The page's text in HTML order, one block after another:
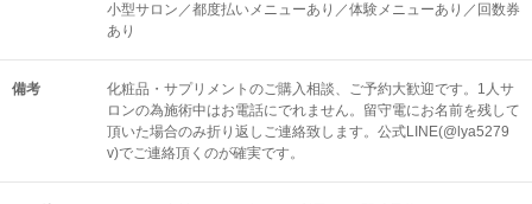
小型サロン／都度払いメニューあり／体験メニューあり／回数券
あり
備考
化粧品・サプリメントのご購入相談、ご予約大歓迎です。1人サ
ロンの為施術中はお電話にでれません。留守電にお名前を残して
頂いた場合のみ折り返しご連絡致します。公式LINE(@lya5279
v)でご連絡頂くのが確実です。